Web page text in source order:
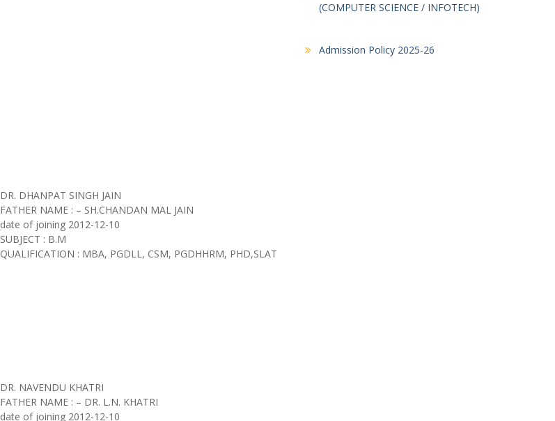
DR. DHANPAT SINGH JAIN
FATHER NAME : – SH.CHANDAN MAL JAIN
date of joining 2012-12-10
SUBJECT : B.M
QUALIFICATION : MBA, PGDLL, CSM, PGDHHRM, PHD,SLAT
DR. NAVENDU KHATRI
FATHER NAME : – DR. L.N. KHATRI
date of joining 2012-12-10
(COMPUTER SCIENCE / INFOTECH)
Admission Policy 2025-26